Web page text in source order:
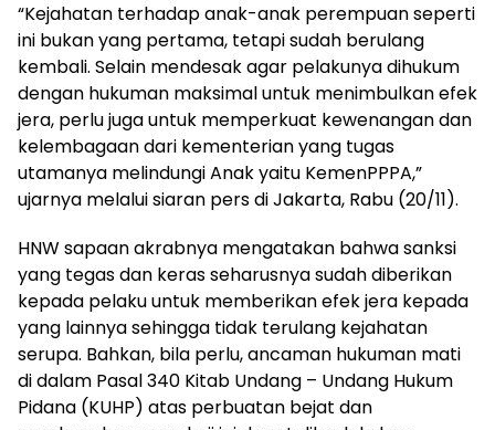
“Kejahatan terhadap anak-anak perempuan seperti
ini bukan yang pertama, tetapi sudah berulang
kembali. Selain mendesak agar pelakunya dihukum
dengan hukuman maksimal untuk menimbulkan efek
jera, perlu juga untuk memperkuat kewenangan dan
kelembagaan dari kementerian yang tugas
utamanya melindungi Anak yaitu KemenPPPA,”
ujarnya melalui siaran pers di Jakarta, Rabu (20/11).
HNW sapaan akrabnya mengatakan bahwa sanksi
yang tegas dan keras seharusnya sudah diberikan
kepada pelaku untuk memberikan efek jera kepada
yang lainnya sehingga tidak terulang kejahatan
serupa. Bahkan, bila perlu, ancaman hukuman mati
di dalam Pasal 340 Kitab Undang – Undang Hukum
Pidana (KUHP) atas perbuatan bejat dan